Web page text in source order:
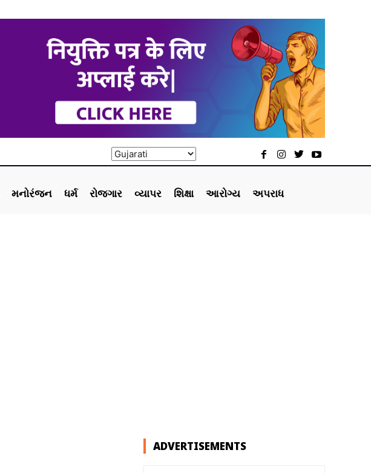
મનોરંજન ધર્મ રોજગાર વ્યાપર શિક્ષા આરોગ્ય અપરાધ
ADVERTISEMENTS